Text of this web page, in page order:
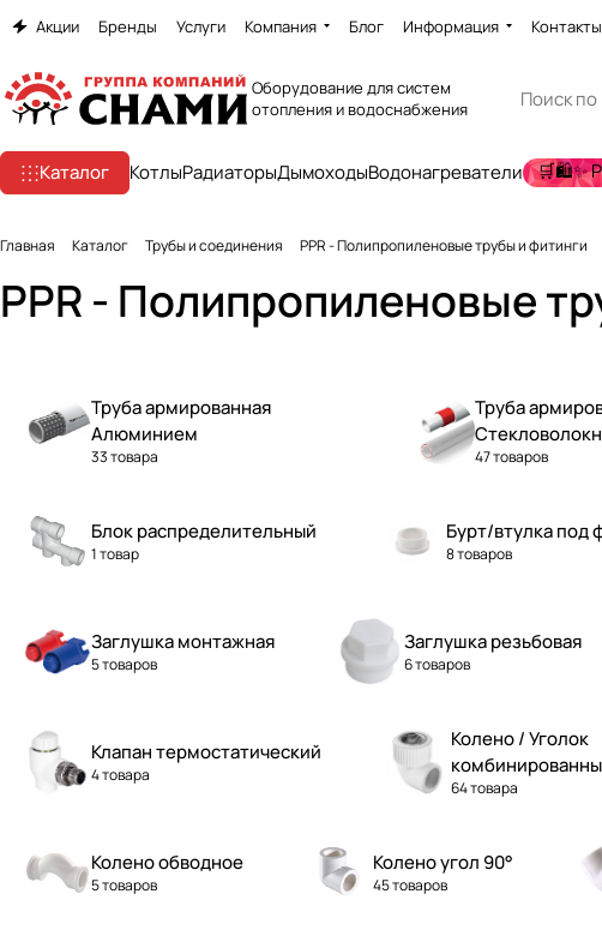
Акции Бренды Услуги Компания Блог Информация Контакты
Оборудование для систем
отопления и водоснабжения
Каталог КотлыРадиаторыДымоходыВодонагреватели 🛒🛍️✨
Главная Каталог Трубы и соединения PPR - Полипропиленовые трубы и фитинги
PPR - Полипропиленовые
Труба армированная
Алюминием
33 товара
Труба
47 товаров
Блок распределительный
1 товар
Бурт/втулка под
8 товаров
Заглушка монтажная
5 товаров
Заглушка резьбовая
6 товаров
Клапан термостатический
4 товара
Колено / Уголок
64 товара
Колено обводное
5 товаров
Колено угол 90°
45 товаров